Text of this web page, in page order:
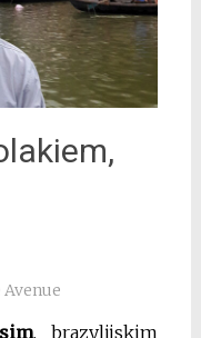
, brazylijskim